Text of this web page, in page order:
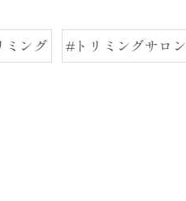
ミング #トリミングサロン